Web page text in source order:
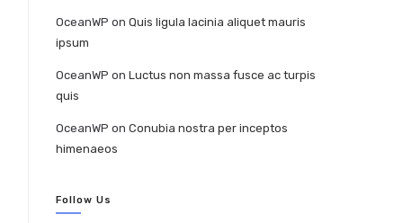
OceanWP onQuis ligula lacinia aliquet mauris
ipsum
OceanWP onLuctus non massa fusce ac turpis
quis
OceanWP onConubia nostra per inceptos
himenaeos
Follow Us